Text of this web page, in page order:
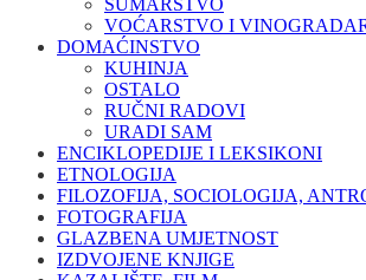
ŠUMARSTVO
VOĆARSTVO I
DOMAĆINSTVO
KUHINJA
OSTALO
RUČNI RADOVI
URADI SAM
ENCIKLOPEDIJE I LEKSIKONI
ETNOLOGIJA
FILOZOFIJA, SOCIOLOGIJA,
FOTOGRAFIJA
GLAZBENA UMJETNOST
IZDVOJENE KNJIGE